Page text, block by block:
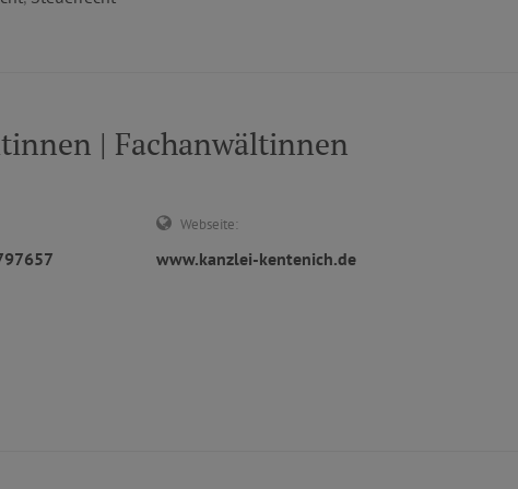
| Fachanwältinnen
Webseite:
www.kanzlei-kentenich.de